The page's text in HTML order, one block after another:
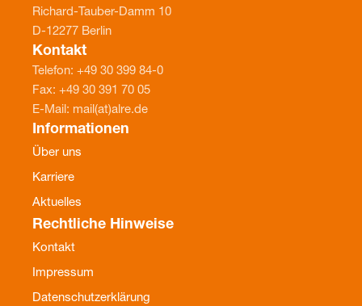
Richard-Tauber-Damm 10
D-12277 Berlin
Kontakt
Telefon: +49 30 399 84-0
Fax: +49 30 391 70 05
E-Mail: mail(at)alre.de
Informationen
Über uns
Karriere
Aktuelles
Rechtliche Hinweise
Kontakt
Impressum
Datenschutzerklärung